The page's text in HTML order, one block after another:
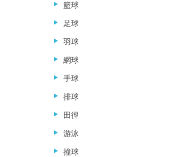
籃球
足球
羽球
網球
手球
排球
田徑
游泳
撞球